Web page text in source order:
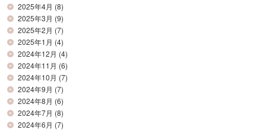
2025年4月 (8)
2025年3月 (9)
2025年2月 (7)
2025年1月 (4)
2024年12月 (4)
2024年11月 (6)
2024年10月 (7)
2024年9月 (7)
2024年8月 (6)
2024年7月 (8)
2024年6月 (7)